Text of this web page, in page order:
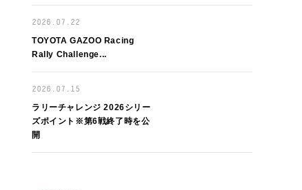
2026.07.22
TOYOTA GAZOO Racing
Rally Challenge...
2026.07.15
ラリーチャレンジ 2026シリー
ズポイント※第6戦終了時を公
開